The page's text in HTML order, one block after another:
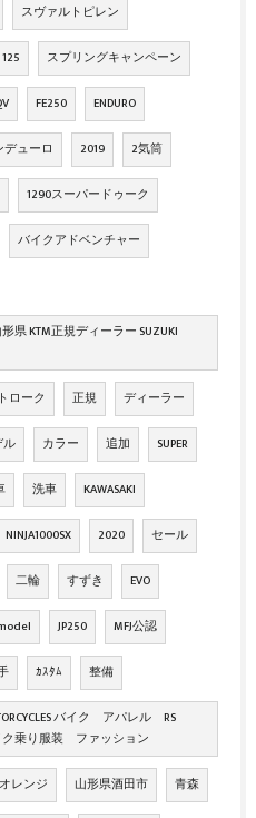
スヴァルトピレン
125 スプリングキャンペーン
FE250 ENDURO
デューロ 2019 2気筒
1290スーパードゥーク
バイクアドベンチャー
県 KTM正規ディーラー SUZUKI
ローク 正規 ディーラー
ル カラー 追加 SUPER
洗車 KAWASAKI
NINJA1000SX 2020 セール
二輪 すずき EVO
JP250 MFJ公認
ｶｽﾀﾑ 整備
バイク アパレル RS
乗り服装 ファッション
オレンジ 山形県酒田市 青森